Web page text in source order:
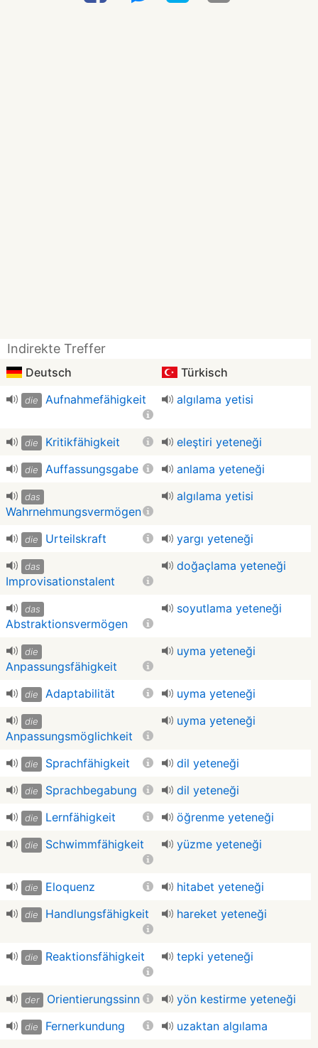
Indirekte Treffer
Deutsch Türkisch
die Aufnahmefähigkeit algılama yetisi
die Kritikfähigkeit eleştiri yeteneği
die Auffassungsgabe anlama yeteneği
das
Wahrnehmungsvermögen
algılama yetisi
die Urteilskraft yargı yeteneği
das
Improvisationstalent
doğaçlama yeteneği
das
Abstraktionsvermögen
soyutlama yeteneği
die
Anpassungsfähigkeit
uyma yeteneği
die Adaptabilität uyma yeteneği
die
Anpassungsmöglichkeit
uyma yeteneği
die Sprachfähigkeit dil yeteneği
die Sprachbegabung dil yeteneği
die Lernfähigkeit öğrenme yeteneği
die Schwimmfähigkeit yüzme yeteneği
die Eloquenz hitabet yeteneği
die Handlungsfähigkeit hareket yeteneği
die Reaktionsfähigkeit tepki yeteneği
der Orientierungssinn yön kestirme yeteneği
die Fernerkundung uzaktan algılama